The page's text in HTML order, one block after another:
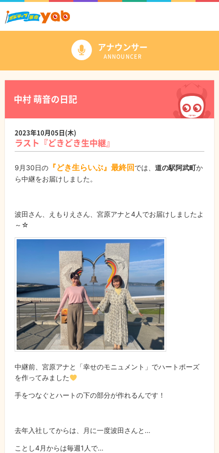
アナウンサー
ANNOUNCER
中村 萌音の日記
2023年10月05日(木)
ラスト『どきどき生中継』
9月30日の 『どき生らいぶ』最終回では、 道の駅阿武町か
ら中継をお届けしました。
波田さん、えもりえさん、宮原アナと4人でお届けしましたよ
～☆
中継前、宮原アナと「幸せのモニュメント」でハートポーズ
を作ってみました
手をつなぐとハートの下の部分が作れるんです！
去年入社してからは、月に一度波田さんと…
ことし4月からは毎週1人で…